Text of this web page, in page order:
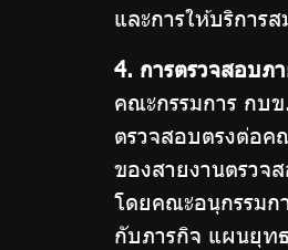
และการให้บริการ
4. การตรวจสอบภ
คณะกรรมการ กบ
ตรวจสอบตรงต่อค
ของสายงานตรวจ
โดยคณะอนุกรรมก
กับภารกิจ แผนยุท